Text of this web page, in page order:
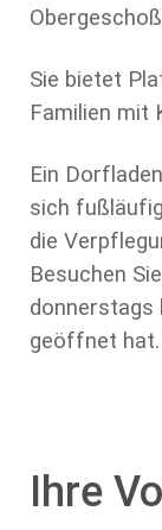
Sie bietet
Familien mit
Ein
sich
die
Besuchen
donnerstags
geöffnet hat.
Ihre